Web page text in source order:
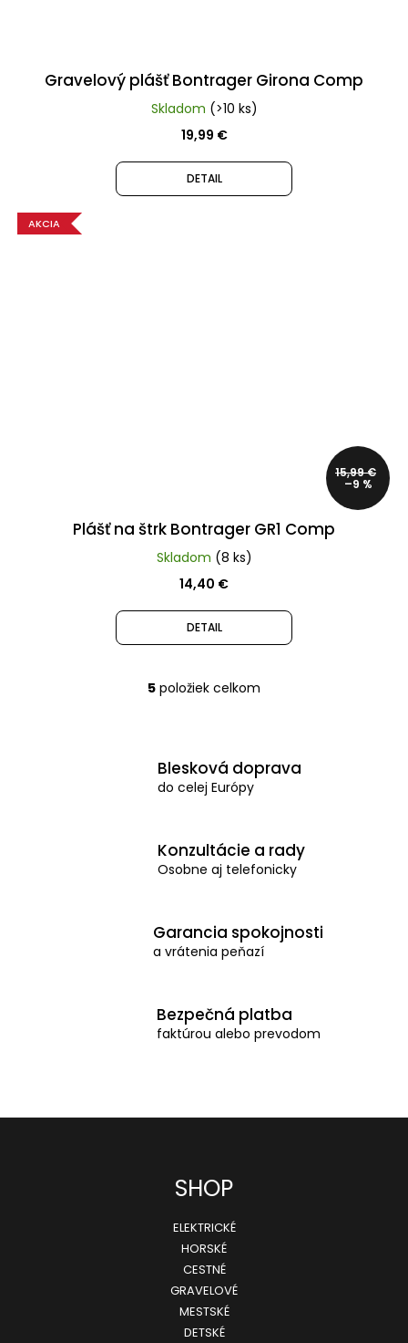
Gravelový plášť Bontrager Girona Comp
Skladom (>10 ks)
19,99 €
DETAIL
AKCIA
15,99 €
–9 %
Plášť na štrk Bontrager GR1 Comp
Skladom (8 ks)
14,40 €
DETAIL
O
á
d
c
i
p
r
k
y
u
5 položiek celkom
Blesková doprava
do celej Európy
Konzultácie a rady
Osobne aj telefonicky
Garancia spokojnosti
a vrátenia peňazí
Bezpečná platba
faktúrou alebo prevodom
SHOP
ELEKTRICKÉ
HORSKÉ
CESTNÉ
GRAVELOVÉ
MESTSKÉ
DETSKÉ